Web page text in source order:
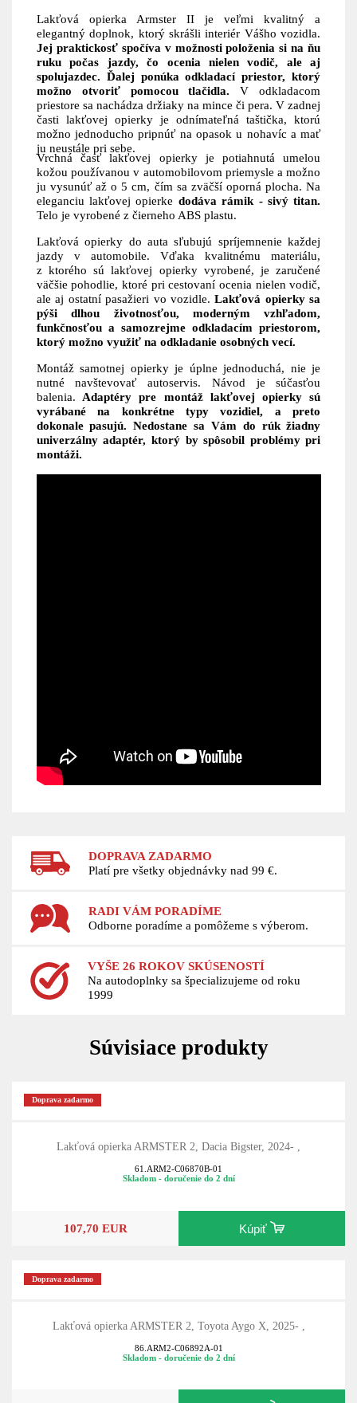
Lakťová opierka Armster II je veľmi kvalitný a
elegantný doplnok, ktorý skrášli interiér Vášho vozidla.
Jej praktickosť spočíva v možnosti položenia si na ňu
ruku počas jazdy, čo ocenia nielen vodič, ale aj
spolujazdec. Ďalej ponúka odkladací priestor, ktorý
možno otvoriť pomocou tlačidla. V odkladacom
priestore sa nachádza držiaky na mince či pera. V zadnej
časti lakťovej opierky je odnímateľná taštička, ktorú
možno jednoducho pripnúť na opasok u nohavíc a mať
ju neustále pri sebe.
Vrchná časť lakťovej opierky je potiahnutá umelou
kožou používanou v automobilovom priemysle a možno
ju vysunúť až o 5 cm, čím sa zväčší oporná plocha. Na
eleganciu lakťovej opierke dodáva rámik - sivý titan.
Telo je vyrobené z čierneho ABS plastu.
Lakťová opierky do auta sľubujú spríjemnenie každej
jazdy v automobile. Vďaka kvalitnému materiálu,
z ktorého sú lakťovej opierky vyrobené, je zaručené
väčšie pohodlie, ktoré pri cestovaní ocenia nielen vodič,
ale aj ostatní pasažieri vo vozidle. Lakťová opierky sa
pýši dlhou životnosťou, moderným vzhľadom,
funkčnosťou a samozrejme odkladacím priestorom,
ktorý možno využiť na odkladanie osobných vecí.
Montáž samotnej opierky je úplne jednoduchá, nie je
nutné navštevovať autoservis. Návod je súčasťou
balenia. Adaptéry pre montáž lakťovej opierky sú
vyrábané na konkrétne typy vozidiel, a preto
dokonale pasujú. Nedostane sa Vám do rúk žiadny
univerzálny adaptér, ktorý by spôsobil problémy pri
montáži.
DOPRAVA ZADARMO
Platí pre všetky objednávky nad 99 €.
RADI VÁM PORADÍME
Odborne poradíme a pomôžeme s výberom.
VYŠE 26 ROKOV SKÚSENOSTÍ
Na autodoplnky sa špecializujeme od roku
1999
Súvisiace produkty
Doprava zadarmo
Lakťová opierka ARMSTER 2, Dacia Bigster, 2024- ,
61.ARM2-C06870B-01
Skladom - doručenie do 2 dní
107,70 EUR Kúpiť
Doprava zadarmo
Lakťová opierka ARMSTER 2, Toyota Aygo X, 2025- ,
86.ARM2-C06892A-01
Skladom - doručenie do 2 dní